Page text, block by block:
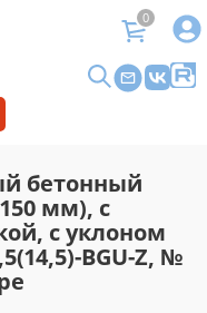
0
бетонный
мм), с
с уклоном
BGU-Z, №